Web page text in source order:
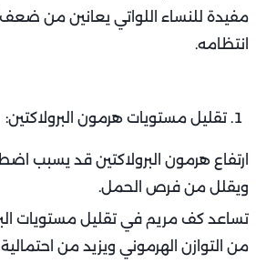
مفيدة للنساء اللواتي يعانين من
انتظامه.
تقليل مستويات هرمون البرولاكتين:
ارتفاع هرمون البرولاكتين قد يسبب
ويقلل من فرص الحمل.
تساعد كف مريم في تقليل مستويات
من التوازن الهرموني ويزيد من